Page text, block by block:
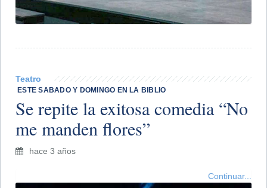
Teatro
​ ESTE SABADO Y DOMINGO EN LA BIBLIO
Se repite la exitosa comedia “No
me manden flores”
hace 3 años
Continuar...